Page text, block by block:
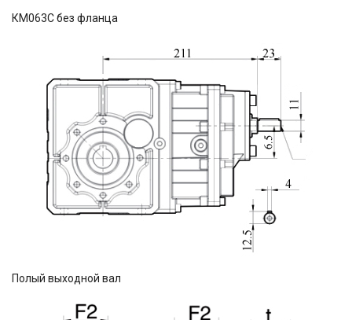
КМ063С без фланца
Полый выходной вал